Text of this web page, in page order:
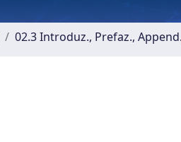
02.3 Introduz., Prefaz.,